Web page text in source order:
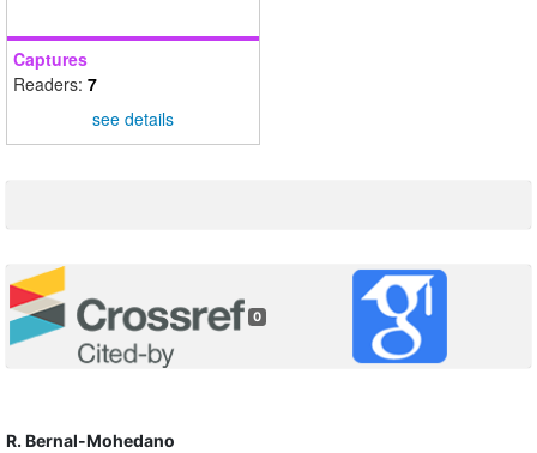
Captures
Readers: 7
see details
0
R. Bernal-Mohedano